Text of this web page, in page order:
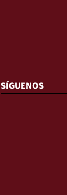
SÍGUENOS